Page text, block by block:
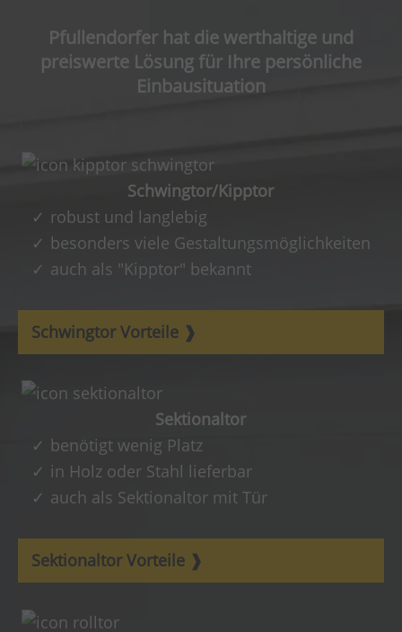
Pfullendorfer hat die werthaltige und
preiswerte Lösung für Ihre persönliche
Einbausituation
Schwingtor/Kipptor
robust und langlebig
besonders viele Gestaltungsmöglichkeiten
auch als "Kipptor" bekannt
Schwingtor Vorteile
Sektionaltor
benötigt wenig Platz
in Holz oder Stahl lieferbar
auch als Sektionaltor mit Tür
Sektionaltor Vorteile